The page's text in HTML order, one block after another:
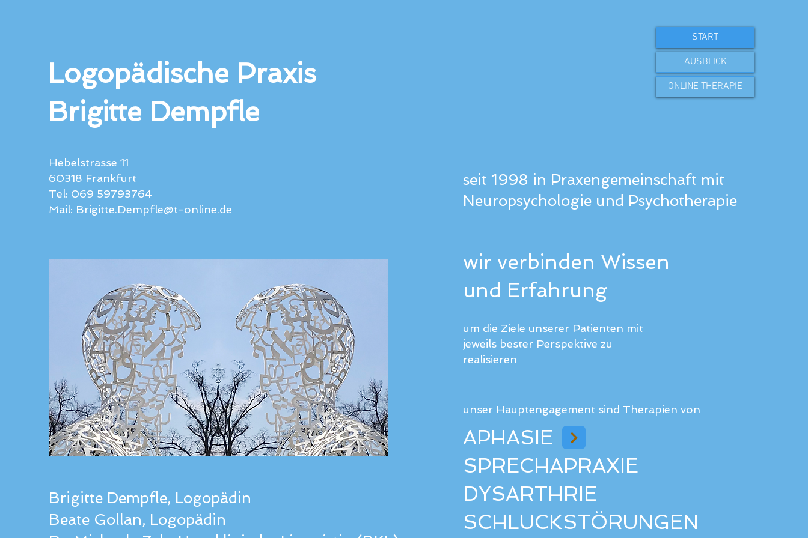
START
AUSBLICK
ONLINE THERAPIE
Logopädische Praxis
Brigitte Dempfle
Hebelstrasse 11
60318 Frankfurt
Tel: 069 59793764
Mail: Brigitte.Dempfle@t-online.de
Brigitte Dempfle, Logopädin
Beate Gollan, Logopädin
seit 1998 in Praxengemeinschaft mit
Neuropsychologie und Psychotherapie
wir verbinden Wissen
und Erfahrung
um die Ziele unserer Patienten mit
jeweils bester Perspektive zu
realisieren
unser Hauptengagement sind Therapien von
APHASIE
SPRECHAPRAXIE
DYSARTHRIE
SCHLUCKSTÖRUNGEN